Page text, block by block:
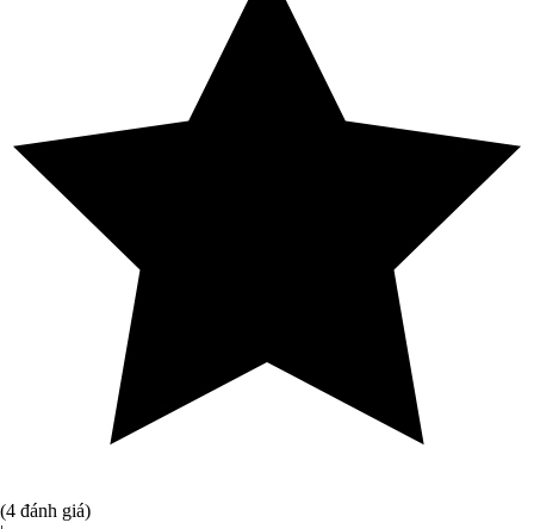
(4 đánh giá)